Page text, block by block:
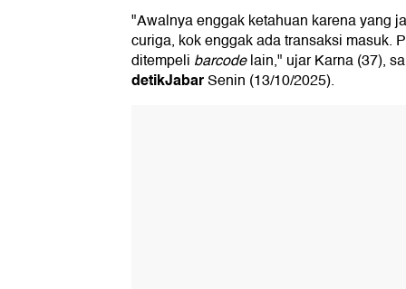
"Awalnya enggak ketahuan karena yang
curiga, kok enggak ada transaksi masuk.
ditempeli barcodelain," ujar Karna (37),
detikJabarSenin (13/10/2025).